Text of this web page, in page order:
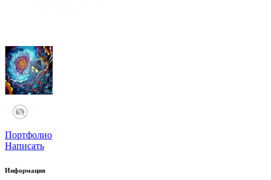
Портфолио
Написать
Информация